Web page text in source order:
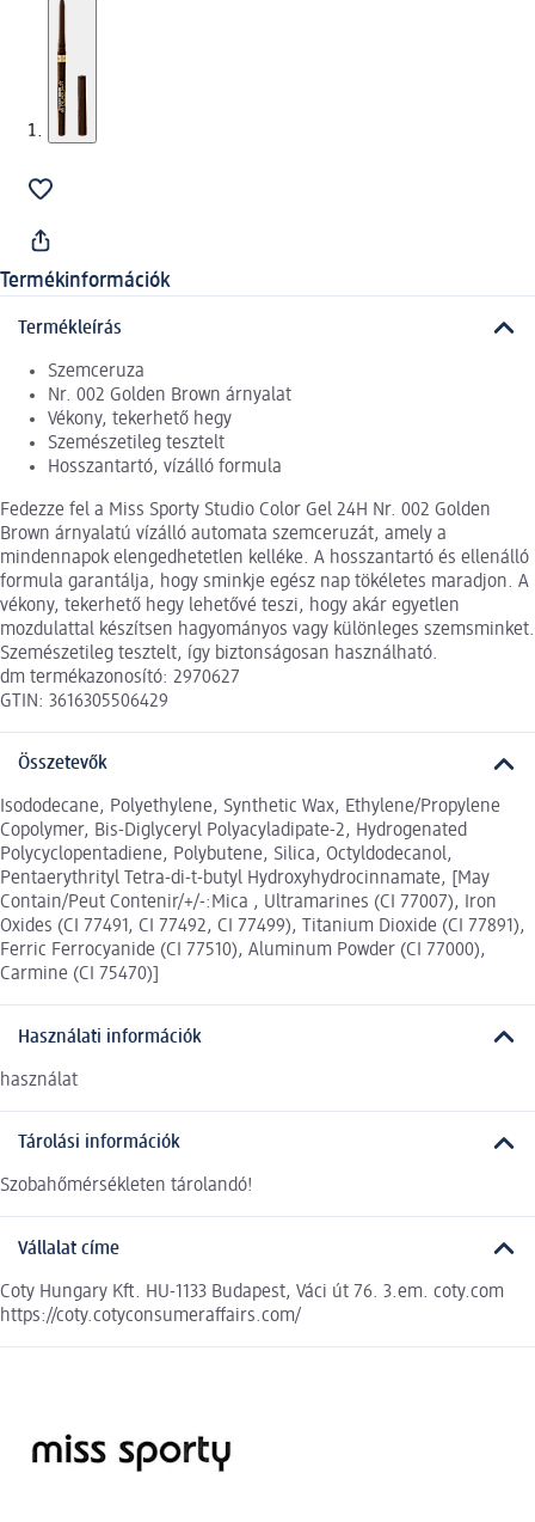
Termékinformációk
Termékleírás
Szemceruza
Nr. 002 Golden Brown árnyalat
Vékony, tekerhető hegy
Szemészetileg tesztelt
Hosszantartó, vízálló formula
Fedezze fel a Miss Sporty Studio Color Gel 24H Nr. 002 Golden
Brown árnyalatú vízálló automata szemceruzát, amely a
mindennapok elengedhetetlen kelléke. A hosszantartó és ellenálló
formula garantálja, hogy sminkje egész nap tökéletes maradjon. A
vékony, tekerhető hegy lehetővé teszi, hogy akár egyetlen
mozdulattal készítsen hagyományos vagy különleges szemsminket.
Szemészetileg tesztelt, így biztonságosan használható.
dm termékazonosító: 2970627
GTIN: 3616305506429
Összetevők
Isododecane, Polyethylene, Synthetic Wax, Ethylene/Propylene
Copolymer, Bis-Diglyceryl Polyacyladipate-2, Hydrogenated
Polycyclopentadiene, Polybutene, Silica, Octyldodecanol,
Pentaerythrityl Tetra-di-t-butyl Hydroxyhydrocinnamate, [May
Contain/Peut Contenir/+/-:Mica , Ultramarines (CI 77007), Iron
Oxides (CI 77491, CI 77492, CI 77499), Titanium Dioxide (CI 77891),
Ferric Ferrocyanide (CI 77510), Aluminum Powder (CI 77000),
Carmine (CI 75470)]
Használati információk
használat
Tárolási információk
Szobahőmérsékleten tárolandó!
Vállalat címe
Coty Hungary Kft. HU-1133 Budapest, Váci út 76. 3.em. coty.com
https://coty.cotyconsumeraffairs.com/